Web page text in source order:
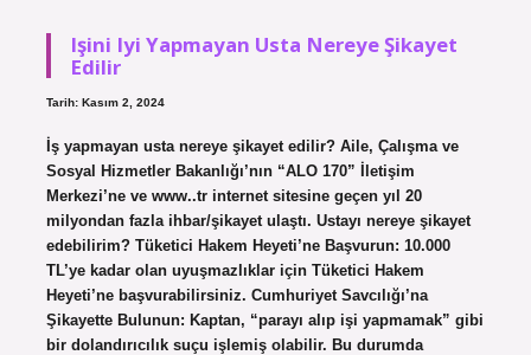
Işini Iyi Yapmayan Usta Nereye Şikayet
Edilir
Tarih: Kasım 2, 2024
İş yapmayan usta nereye şikayet edilir? Aile, Çalışma ve
Sosyal Hizmetler Bakanlığı’nın “ALO 170” İletişim
Merkezi’ne ve www..tr internet sitesine geçen yıl 20
milyondan fazla ihbar/şikayet ulaştı. Ustayı nereye şikayet
edebilirim? Tüketici Hakem Heyeti’ne Başvurun: 10.000
TL’ye kadar olan uyuşmazlıklar için Tüketici Hakem
Heyeti’ne başvurabilirsiniz. Cumhuriyet Savcılığı’na
Şikayette Bulunun: Kaptan, “parayı alıp işi yapmamak” gibi
bir dolandırıcılık suçu işlemiş olabilir. Bu durumda